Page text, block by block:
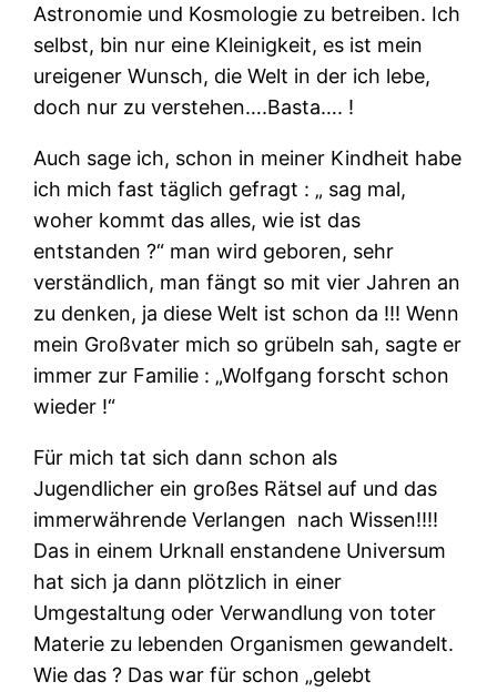
Astronomie und Kosmologie zu betreiben. Ich
selbst, bin nur eine Kleinigkeit, es ist mein
ureigener Wunsch, die Welt in der ich lebe,
doch nur zu verstehen….Basta…. !
Auch sage ich, schon in meiner Kindheit habe
ich mich fast täglich gefragt : „ sag mal,
woher kommt das alles, wie ist das
entstanden ?“ man wird geboren, sehr
verständlich, man fängt so mit vier Jahren an
zu denken, ja diese Welt ist schon da !!! Wenn
mein Großvater mich so grübeln sah, sagte er
immer zur Familie : „Wolfgang forscht schon
wieder !“
Für mich tat sich dann schon als
Jugendlicher ein großes Rätsel auf und das
immerwährende Verlangen nach Wissen!!!!
Das in einem Urknall enstandene Universum
hat sich ja dann plötzlich in einer
Umgestaltung oder Verwandlung von toter
Materie zu lebenden Organismen gewandelt.
Wie das ? Das war für schon „gelebt